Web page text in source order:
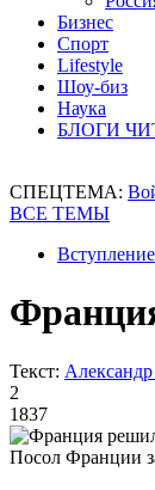
Бизнес
Спорт
Lifestyle
Шоу-биз
Наука
БЛОГИ
СПЕЦТЕМА:
ВСЕ ТЕМЫ
Текст:
2
1837
Посол Франции